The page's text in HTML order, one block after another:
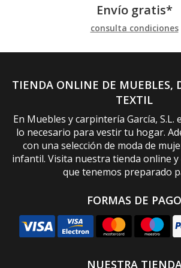
Envío gratis*
consulta condiciones
TIENDA ONLINE DE MUEBLES,
TEXTIL
En Muebles y carpintería García,
lo necesario para vestir tu hogar.
con una selección de moda de
infantil. Visita nuestra tienda online
que tenemos preparado
FORMAS DE PAGO
NUESTRA